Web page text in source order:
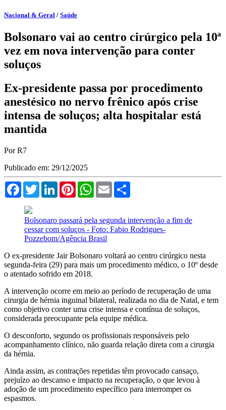
Nacional & Geral / Saúde
Bolsonaro vai ao centro cirúrgico pela 10ª
vez em nova intervenção para conter
soluços
Ex-presidente passa por procedimento
anestésico no nervo frênico após crise
intensa de soluços; alta hospitalar está
mantida
Por R7
Publicado em: 29/12/2025
FacebookTwitterLinkedInPinterestWhatsApp
Email
Bolsonaro passará pela segunda intervenção a fim de
cessar com soluços - Foto: Fabio Rodrigues-
Pozzebom/Agência Brasil
O ex-presidente Jair Bolsonaro voltará ao centro cirúrgico nesta
segunda-feira (29) para mais um procedimento médico, o 10º desde
o atentado sofrido em 2018.
A intervenção ocorre em meio ao período de recuperação de uma
cirurgia de hérnia inguinal bilateral, realizada no dia de Natal, e tem
como objetivo conter uma crise intensa e contínua de soluços,
considerada preocupante pela equipe médica.
O desconforto, segundo os profissionais responsáveis pelo
acompanhamento clínico, não guarda relação direta com a cirurgia
da hérnia.
Ainda assim, as contrações repetidas têm provocado cansaço,
prejuízo ao descanso e impacto na recuperação, o que levou à
adoção de um procedimento específico para interromper os
espasmos.